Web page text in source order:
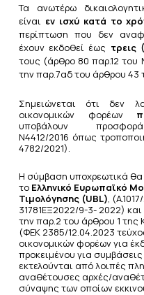
Τα ανωτέρω
είναι εν ισχύ κατά το
περίπτωση που δεν
έχουν εκδοθεί έως τρεις
τους (άρθρο 80 παρ.12 του
τηνπαρ.7αδ του άρθρου 43
Σημειώνεται ότι δεν
οικονομικών φορέων
υποβάλουν
Ν4412/2016 όπως
4782/2021).
Η σύμβαση υποχρεωτικά
το Ελληνικό Ευρωπαϊκό
Τιμολόγησης (UBL) ,
31781ΕΞ2022/9-3- 2022)
την παρ.2 του άρθρου 1
(ΦΕΚ 2385/12.04.2023
οικονομικών φορέων για
προκειμένου για
εκτελούνται από λοιπές
αναθέτουσες αρχές/
σύναψης των οποίων